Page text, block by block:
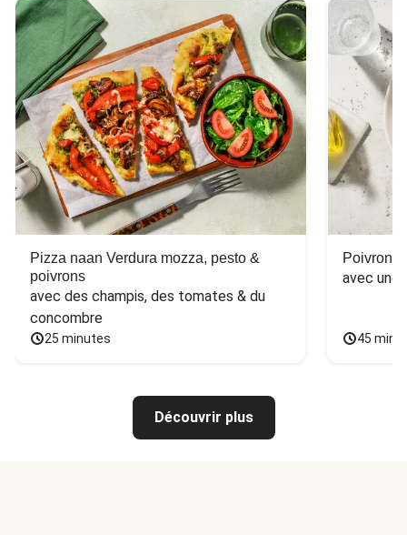
Pizza naan Verdura mozza, pesto &
poivrons
avec des champis, des tomates & du
concombre
25 minutes
Poivron
avec une
45
Découvrir plus